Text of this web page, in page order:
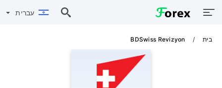
עברית
בית BDSwiss Revizyon